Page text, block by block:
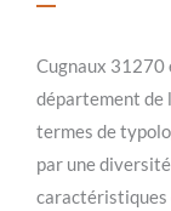
Cugnaux 31270
département de
termes de
par une
caractéristiques